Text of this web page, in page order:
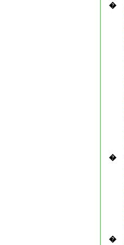
�
�
�